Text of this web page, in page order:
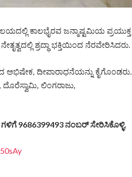
ಕಾಲಭೈರವ ಜನ್ಮಾಷ್ಟಮಿಯ ಪ್ರಯುಕ್ತ
ಶ್ರದ್ಧಾ ಭಕ್ತಿಯಿಂದ ನೆರವೇರಿಸಿದರು.
ಅಭಿಷೇಕ, ದೀಪಾರಾಧನೆಯನ್ನು ಕೈಗೊಂಡರು.
ಲಿಂಗರಾಜು,
ಗಳಿಗೆ 9686399493 ನಂಬರ್ ಸೇರಿಸಿಕೊಳ್ಳಿ.